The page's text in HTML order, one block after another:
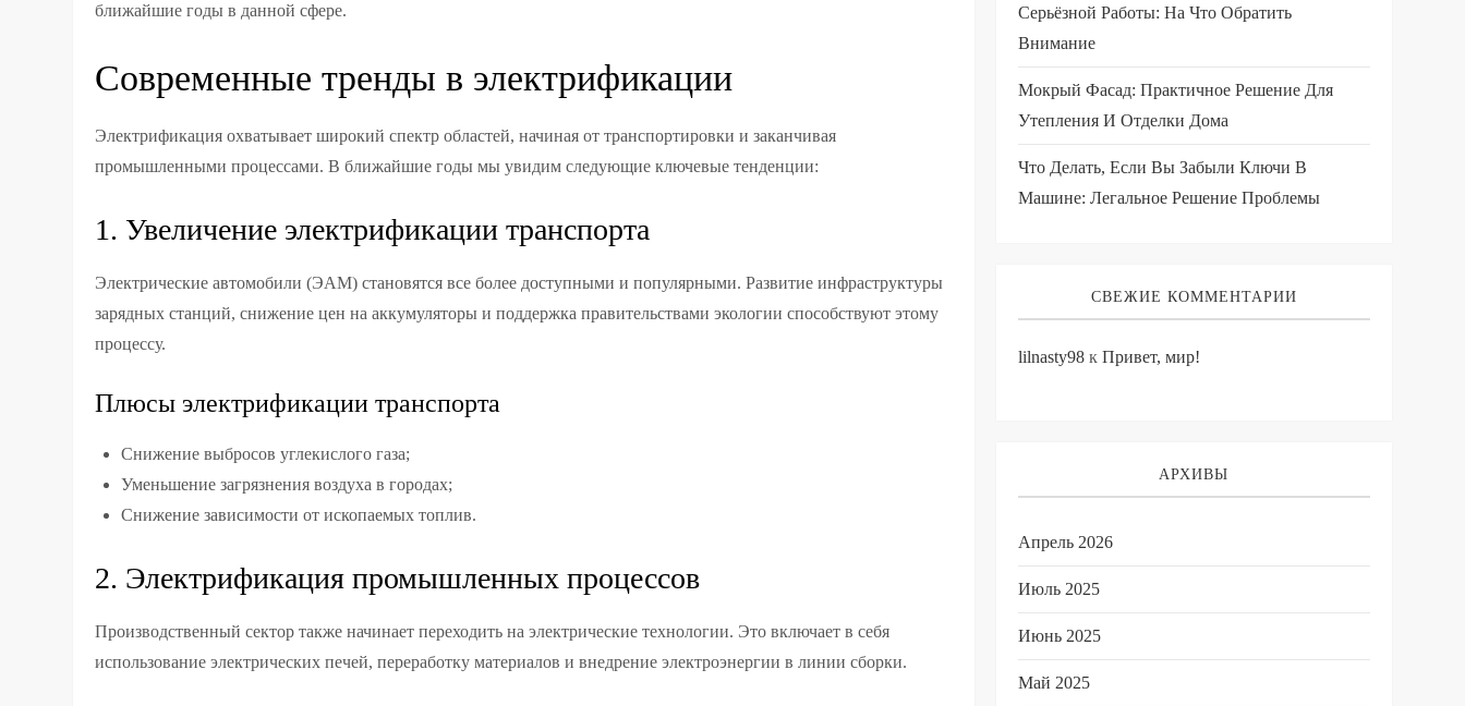
ближайшие годы в данной сфере.
Современные тренды в электрификации
Электрификация охватывает широкий спектр областей, начиная от транспортировки и заканчивая
промышленными процессами. В ближайшие годы мы увидим следующие ключевые тенденции:
1. Увеличение электрификации транспорта
Электрические автомобили (ЭАМ) становятся все более доступными и популярными. Развитие инфраструктуры
зарядных станций, снижение цен на аккумуляторы и поддержка правительствами экологии способствуют этому
процессу.
Плюсы электрификации транспорта
Снижение выбросов углекислого газа;
Уменьшение загрязнения воздуха в городах;
Снижение зависимости от ископаемых топлив.
2. Электрификация промышленных процессов
Производственный сектор также начинает переходить на электрические технологии. Это включает в себя
использование электрических печей, переработку материалов и внедрение электроэнергии в линии сборки.
Серьёзной Работы: На Что Обратить
Внимание
Мокрый Фасад: Практичное Решение Для
Утепления И Отделки Дома
Что Делать, Если Вы Забыли Ключи В
Машине: Легальное Решение Проблемы
СВЕЖИЕ КОММЕНТАРИИ
lilnasty98к Привет, мир!
АРХИВЫ
Апрель 2026
Июль 2025
Июнь 2025
Май 2025